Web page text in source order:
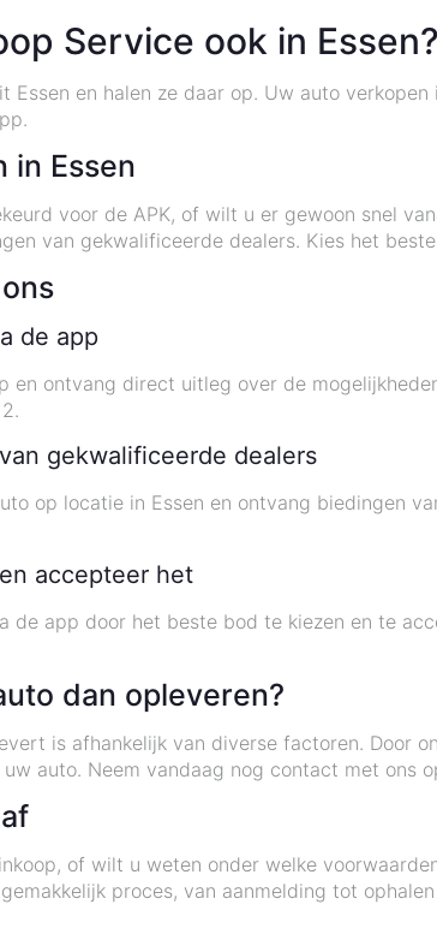
Service ook in Essen?
Essen en halen ze daar op. Uw auto
in Essen
voor de APK, of wilt u er gewoon snel
van gekwalificeerde dealers. Kies het
de app
en ontvang direct uitleg over de
gekwalificeerde dealers
op locatie in Essen en ontvang biedingen
accepteer het
de app door het beste bod te kiezen en te
dan opleveren?
is afhankelijk van diverse factoren. Door
auto. Neem vandaag nog contact met ons
of wilt u weten onder welke
proces, van aanmelding tot